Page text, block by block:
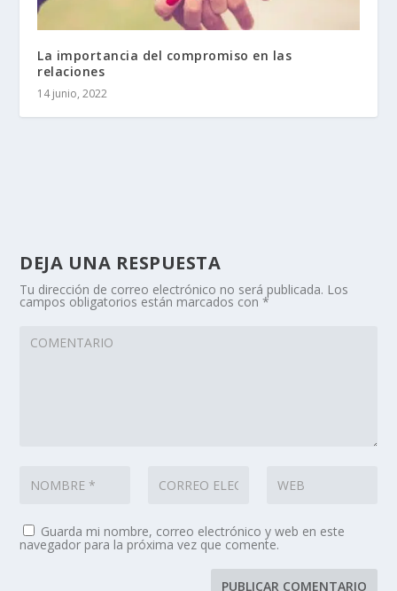
La importancia del compromiso en las
relaciones
14 junio, 2022
DEJA UNA RESPUESTA
Tu dirección de correo electrónico no será publicada. Los
campos obligatorios están marcados con*
Guarda mi nombre, correo electrónico y web en este
navegador para la próxima vez que comente.